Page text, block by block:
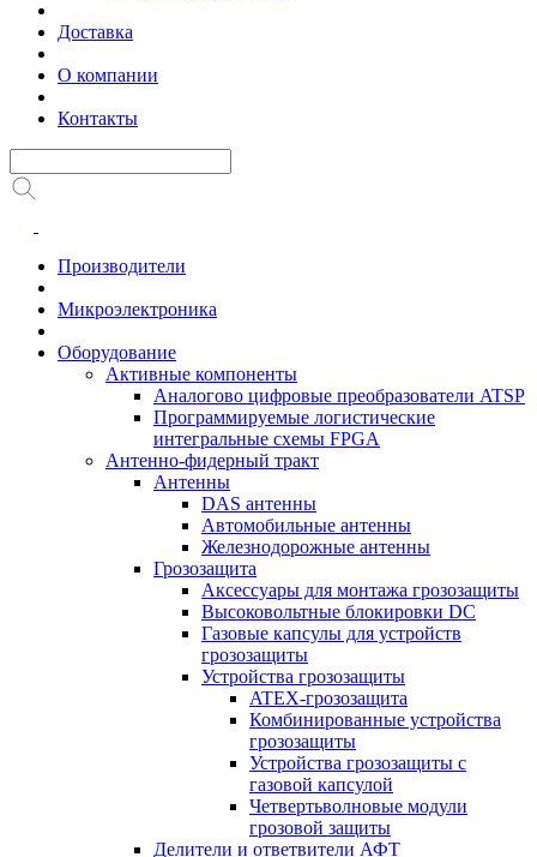
Доставка
О компании
Контакты
Производители
Микроэлектроника
Оборудование
Активные компоненты
Аналогово цифровые преобразователи ATSP
Программируемые логистические
интегральные схемы FPGA
Антенно-фидерный тракт
Антенны
DAS антенны
Автомобильные антенны
Железнодорожные антенны
Грозозащита
Аксессуары для монтажа грозозащиты
Высоковольтные блокировки DC
Газовые капсулы для устройств
грозозащиты
Устройства грозозащиты
ATEX-грозозащита
Комбинированные устройства
грозозащиты
Устройства грозозащиты с
газовой капсулой
Четвертьволновые модули
грозовой защиты
Делители и ответвители АФТ